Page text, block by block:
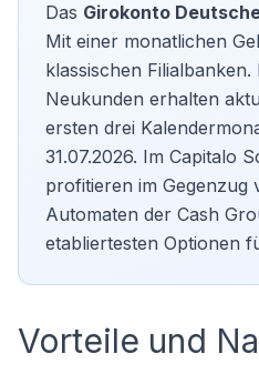
Das Girokonto
Mit einer monatlichen
klassischen
Neukunden erhalten
ersten drei
31.07.2026. Im Capitalo
profitieren im Gegenzug
Automaten der Cash
etabliertesten Optionen
Vorteile und